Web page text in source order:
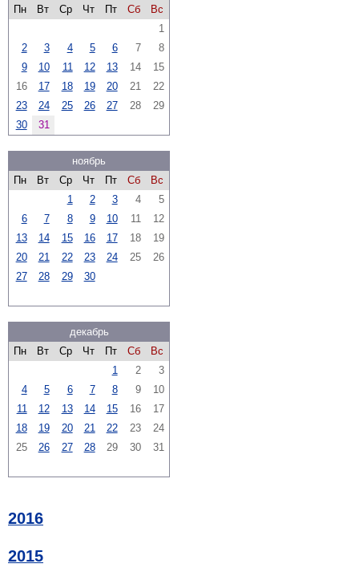
Пн Вт Ср Чт Пт Сб
Вс
1
2
3 4 5 6 7
8
9
10 11 12 13 14
15
16
17 18 19 20 21
22
23
24 25 26 27 28
29
30
31
ноябрь
Пн
Вт Ср Чт Пт Сб
Вс
1
2 3 4
5
6
7 8 9 10 11
12
13
14 15 16 17 18
19
20
21 22 23 24 25
26
27
28 29 30
декабрь
Пн
Вт Ср Чт Пт Сб
Вс
1
2
3
4
5 6 7 8 9
10
11
12 13 14 15 16
17
18
19 20 21 22 23
24
25
26 27 28 29 30 31
2016
2015